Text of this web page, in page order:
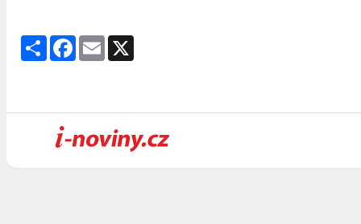
Share Facebook
Email